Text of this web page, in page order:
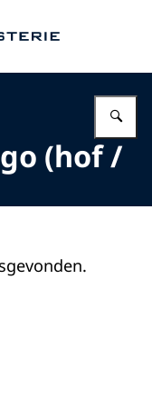
(hof /